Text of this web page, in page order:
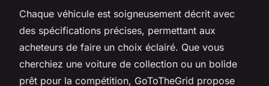
Chaque véhicule est soigneusement décrit avec
des spécifications précises, permettant aux
acheteurs de faire un choix éclairé. Que vous
cherchiez une voiture de collection ou un bolide
prêt pour la compétition, GoToTheGrid propose